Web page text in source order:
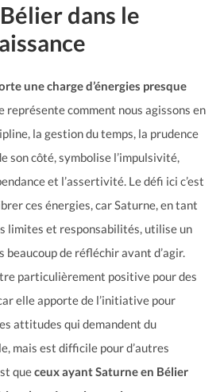
dans le
une charge d’énergies presque
représente comment nous agissons en
la gestion du temps, la prudence
son côté, symbolise l’impulsivité,
et l’assertivité. Le défi ici c’est
ces énergies, car Saturne, en tant
limites et responsabilités, utilise un
de réfléchir avant d’agir.
particulièrement positive pour des
elle apporte de l’initiative pour
attitudes qui demandent du
mais est difficile pour d’autres
queceux ayant Saturne en Bélier